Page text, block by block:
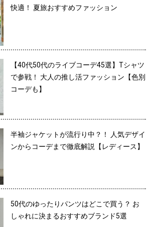
快適！ 夏旅おすすめファッション
【40代50代のライブコーデ45選】Tシャツ
で参戦！ 大人の推し活ファッション【色別
コーデも】
半袖ジャケットが流行り中？！ 人気デザイ
ンからコーデまで徹底解説【レディース】
50代のゆったりパンツはどこで買う？ お
しゃれに決まるおすすめブランド5選